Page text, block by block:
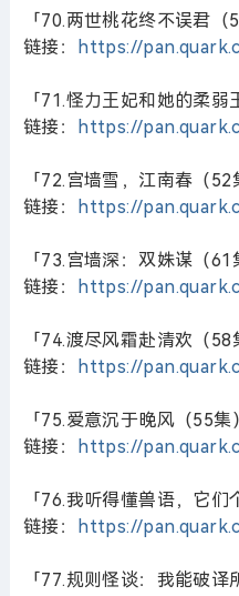
「70.两世桃花终不误君（
链接：
https://
「71.怪力王妃和她的柔弱
链接：
https://
「72.宫墙雪，江南春（52
链接：
https://
「73.宫墙深：双姝谋（61
链接：
https://
「74.渡尽风霜赴清欢（58
链接：
https://
「75.爱意沉于晚风（55集
链接：
https://
「76.我听得懂兽语，它们
链接：
https://
「77.规则怪谈：我能破译